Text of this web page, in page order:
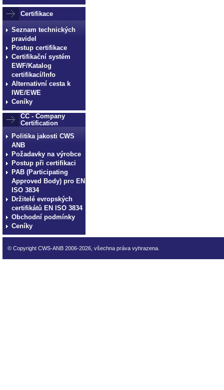
Certifikace
Seznam technických
pravidel
Postup certifikace
Certifikační systém
EWF/Katalog
certifikací/Info
Alternativní cesta k
IWE/EWE
Ceníky
CC - Company
Certification
Politika jakosti CWS
ANB
Požadavky na výrobce
Postup při certifikaci
PAB (Participating
Approved Body) pro EN
ISO 3834
Držitelé evropských
certifikátů EN ISO 3834
Obchodní podmínky
Ceníky
© Copyright CWS-ANB 2006-2026, všechna práva vyhrazena.